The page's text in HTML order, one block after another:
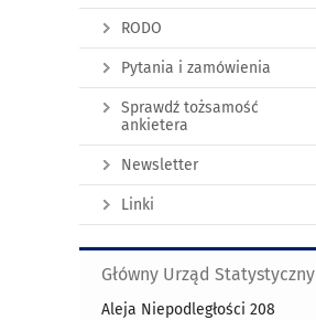
RODO
Pytania i zamówienia
Sprawdź tożsamość
ankietera
Newsletter
Linki
Główny Urząd Statystyczny
Aleja Niepodległości 208